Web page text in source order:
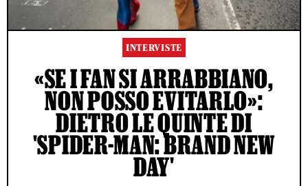
INTERVISTE
«SE I FAN SI ARRABBIANO,
NON POSSO EVITARLO»:
DIETRO LE QUINTE DI
'SPIDER-MAN: BRAND NEW
DAY'